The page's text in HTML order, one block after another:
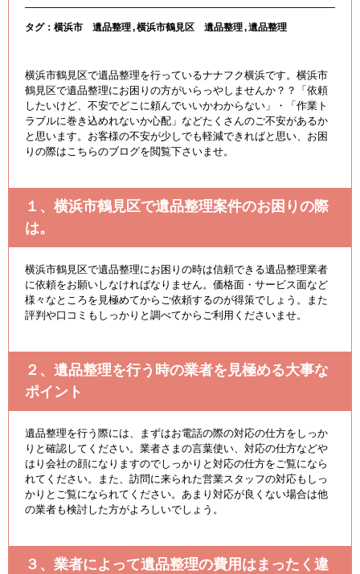
タグ： 横浜市 遺品整理 横浜市鶴見区 遺品整理 遺品整理
横浜市鶴見区で遺品整理を行っているナナフク横浜です。横浜市
鶴見区で遺品整理にお困りの方がいらっやしませんか？？「依頼
したいけど、不安でどこに頼んでいいかわからない」・「作業ト
ラブルに巻き込めれないか心配」などたくさんのご不安があるか
と思います。お客様の不安が少しでも軽減できればと思い、お困
りの際はこちらのブログを閲覧下さいませ。
１、横浜市鶴見区で遺品整理案件のお困りの際
は。
横浜市鶴見区で遺品整理にお困りの時は信頼できる遺品整理業者
に依頼をお願いしなければなりません。価格面・サービス面など
様々なところを見極めてからご依頼するのが得策でしょう。また
評判や口コミもしっかりと調べてからご利用くださいませ。
２、遺品整理を行う時の業者を見極める大事な
ポイント
遺品整理を行う際には、まずはお電話の際の対応の仕方をしっか
りと確認してください。業者さまの言葉使い、対応の仕方などや
はり会社の顔になりますのでしっかりと対応の仕方をご覧になら
れてください。また、訪問に来られた営業スタッフの対応もしっ
かりとご覧になられてください。あまり対応が良くない場合は他
の業者も検討した方がよろしいでしょう。
３、業者によって遺品整理の費用はまったく違